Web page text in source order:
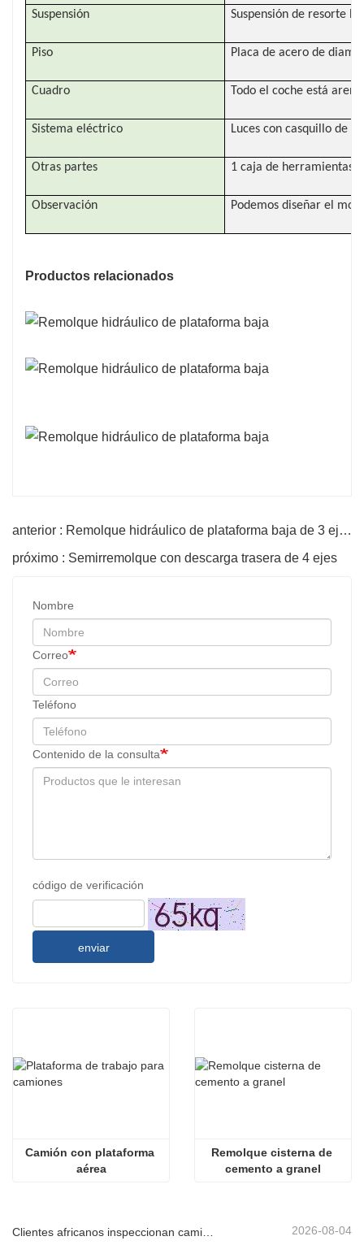
Suspensión Suspensión de resorte
Piso Placa de acero de
Cuadro Todo el coche está
Sistema eléctrico Luces con casquillo de
Otras partes 1 caja de herramientas,
Observación Podemos diseñar el
Productos relacionados
anterior : Remolque hidráulico de plataforma baja de 3 ejes
próximo : Semirremolque con descarga trasera de 4 ejes
Nombre
Correo
Teléfono
Contenido de la consulta
código de verificación
enviar
Camión con plataforma
aérea
Remolque cisterna de
cemento a granel
2026-08-04